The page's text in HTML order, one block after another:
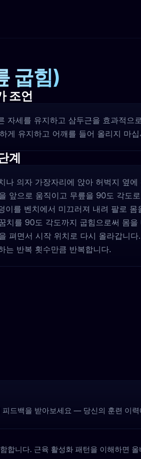
굽힘)
조언
자세를 유지하고 삼두근을 효과적으
게 유지하고 어깨를 들어 올리지 마십
계
나 의자 가장자리에 앉아 허벅지 옆에
앞으로 움직이고 무릎을 90도 각도
이를 벤치에서 미끄러져 내려 팔로 몸
치를 90도 각도까지 굽힘으로써 몸을
펴면서 시작 위치로 다시 올라갑니다.
는 반복 횟수만큼 반복합니다.
드백을 받아보세요 — 당신의 훈련 이
니다. 근육 활성화 패턴을 이해하면